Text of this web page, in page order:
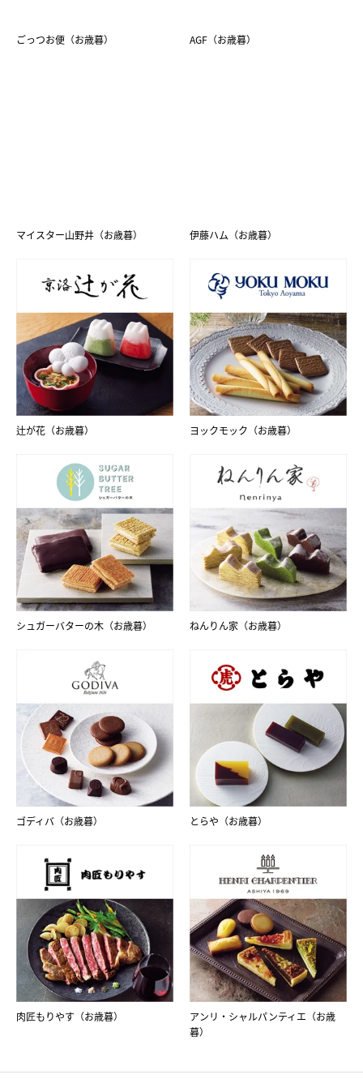
ごっつお便（お歳暮） AGF（お歳暮）
マイスター山野井（お歳暮） 伊藤ハム（お歳暮）
辻が花（お歳暮） ヨックモック（お歳暮）
シュガーバターの木（お歳暮） ねんりん家（お歳暮）
ゴディバ（お歳暮） とらや（お歳暮）
肉匠もりやす（お歳暮）
アンリ・シャルパンティエ（お歳
暮）